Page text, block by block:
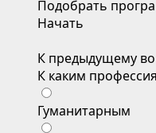
Подобрать
Начать
К предыдущему
К каким
Гуманитарным